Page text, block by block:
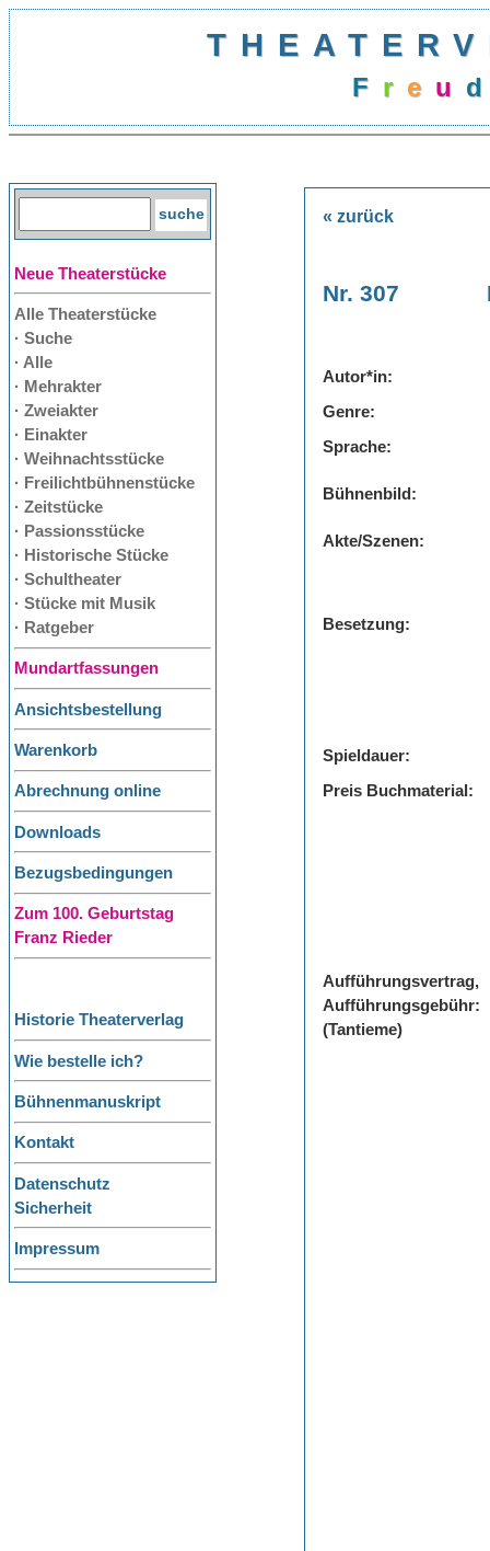
F r e u d
Neue Theaterstücke
Alle Theaterstücke
· Suche
· Alle
· Mehrakter
· Zweiakter
· Einakter
· Weihnachtsstücke
· Freilichtbühnenstücke
· Zeitstücke
· Passionsstücke
· Historische Stücke
· Schultheater
· Stücke mit Musik
· Ratgeber
Mundartfassungen
Ansichtsbestellung
Warenkorb
Abrechnung online
Downloads
Bezugsbedingungen
Zum 100. Geburtstag
Franz Rieder
Historie Theaterverlag
Wie bestelle ich?
Bühnenmanuskript
Kontakt
Datenschutz
Sicherheit
Impressum
« zurück
Nr. 307
Autor*in:
Genre:
Sprache:
Bühnenbild:
Akte/Szenen:
Besetzung:
Spieldauer:
Preis Buchmaterial:
Aufführungsvertrag,
Aufführungsgebühr:
(Tantieme)